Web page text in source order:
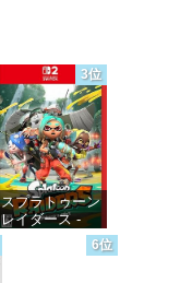
3位
スプラトゥーン
レイダース -
Switch2
6位